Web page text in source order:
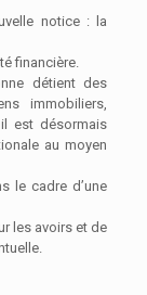
notice : la
financière.
détient des
immobiliers,
est désormais
au moyen
le cadre d’une
les avoirs et de